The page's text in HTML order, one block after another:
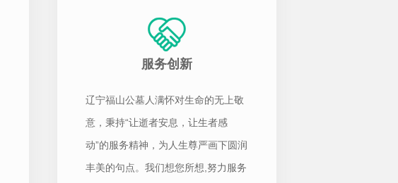
服务创新
辽宁福山公墓人满怀对生命的无上敬
意，秉持“让逝者安息，让生者感
动”的服务精神，为人生尊严画下圆润
丰美的句点。我们想您所想,努力服务